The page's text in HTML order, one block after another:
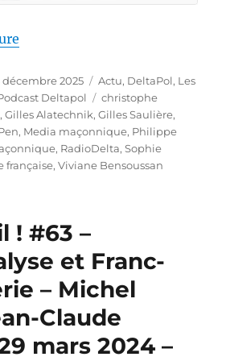
décembre 2025 Catégories
Actu, DeltaPol, Les
Deltapol Étiquettes
christophe
,Gilles Alatechnik,Gilles Saulière,
, Media maçonnique, Philippe
, RadioDelta,Sophie
française,Viviane Bensoussan
! #63 –
et Franc-
– Michel
Claude
mars 2024 –